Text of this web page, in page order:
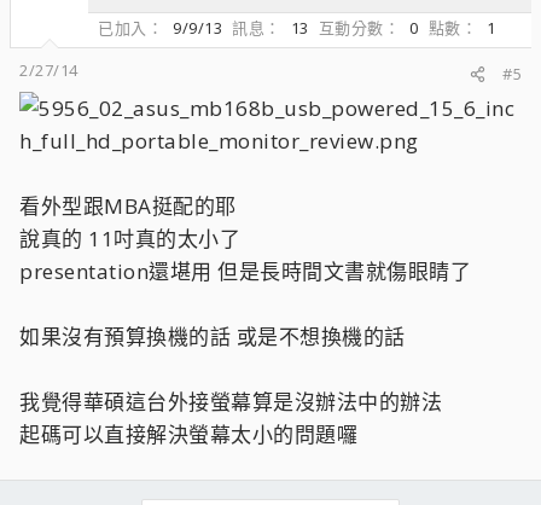
已加入
9/9/13 訊息 13 互動分數 0 點數
1
2/27/14
#5
看外型跟MBA挺配的耶
說真的 11吋真的太小了
presentation還堪用 但是長時間文書就傷眼睛了
如果沒有預算換機的話 或是不想換機的話
我覺得華碩這台外接螢幕算是沒辦法中的辦法
起碼可以直接解決螢幕太小的問題囉